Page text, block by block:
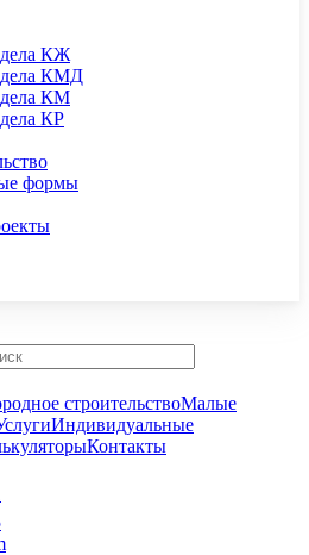
КЖ
КМД
КМ
КР
формы
строительствоМалые
Индивидуальные
Контакты